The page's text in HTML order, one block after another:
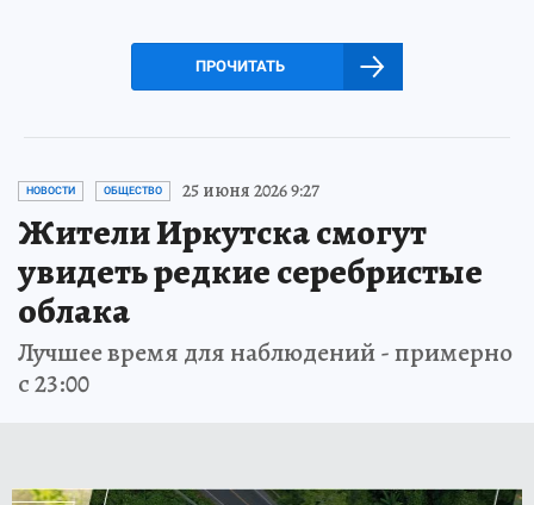
ПРОЧИТАТЬ
НОВОСТИ ОБЩЕСТВО 25 июня 2026 9:27
Жители Иркутска смогут
увидеть редкие серебристые
облака
Лучшее время для наблюдений - примерно
с 23:00